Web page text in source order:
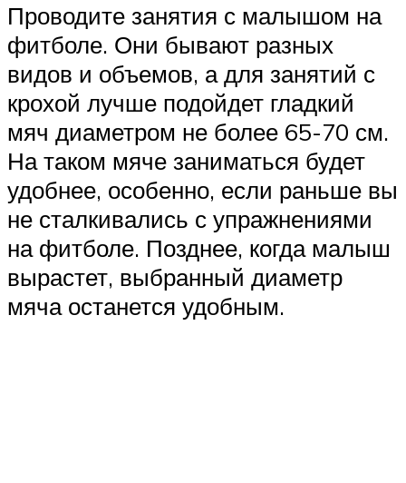
Проводите занятия с малышом на
фитболе. Они бывают разных
видов и объемов, а для занятий с
крохой лучше подойдет гладкий
мяч диаметром не более 65-70 см.
На таком мяче заниматься будет
удобнее, особенно, если раньше вы
не сталкивались с упражнениями
на фитболе. Позднее, когда малыш
вырастет, выбранный диаметр
мяча останется удобным.